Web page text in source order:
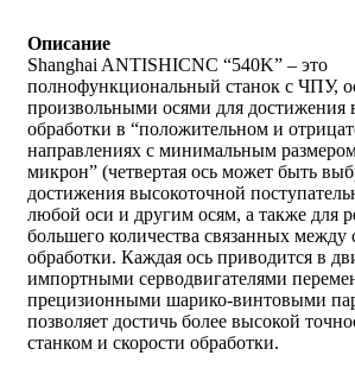
Описание
Shanghai ANTISHICNC “540K” – это
полнофункциональный станок с ЧПУ,
произвольными осями для достижения
обработки в “положительном и
направлениях с минимальным
микрон” (четвертая ось может быть
достижения высокоточной
любой оси и другим осям, а также для
большего количества связанных между
обработки. Каждая ось приводится в
импортными серводвигателями
прецизионными шарико-винтовыми
позволяет достичь более высокой
станком и скорости обработки.